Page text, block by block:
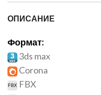
ОПИСАНИЕ
Формат:
3ds max
Corona
FBX